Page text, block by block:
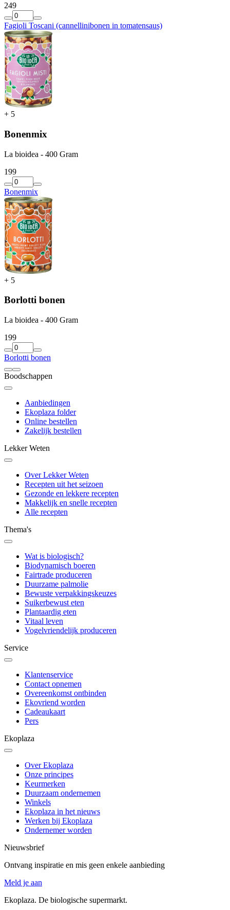
249
Fagioli Toscani (cannellinibonen in tomatensaus)
+ 5
Bonenmix
La bioidea - 400 Gram
199
Bonenmix
+ 5
Borlotti bonen
La bioidea - 400 Gram
199
Borlotti bonen
Boodschappen
Aanbiedingen
Ekoplaza folder
Online bestellen
Zakelijk bestellen
Lekker Weten
Over Lekker Weten
Recepten uit het seizoen
Gezonde en lekkere recepten
Makkelijk en snelle recepten
Alle recepten
Thema's
Wat is biologisch?
Biodynamisch boeren
Fairtrade produceren
Duurzame palmolie
Bewuste verpakkingskeuzes
Suikerbewust eten
Plantaardig eten
Vitaal leven
Vogelvriendelijk produceren
Service
Klantenservice
Contact opnemen
Overeenkomst ontbinden
Ekovriend worden
Cadeaukaart
Pers
Ekoplaza
Over Ekoplaza
Onze principes
Keurmerken
Duurzaam ondernemen
Winkels
Ekoplaza in het nieuws
Werken bij Ekoplaza
Ondernemer worden
Nieuwsbrief
Ontvang inspiratie en mis geen enkele aanbieding
Meld je aan
Ekoplaza. De biologische supermarkt.